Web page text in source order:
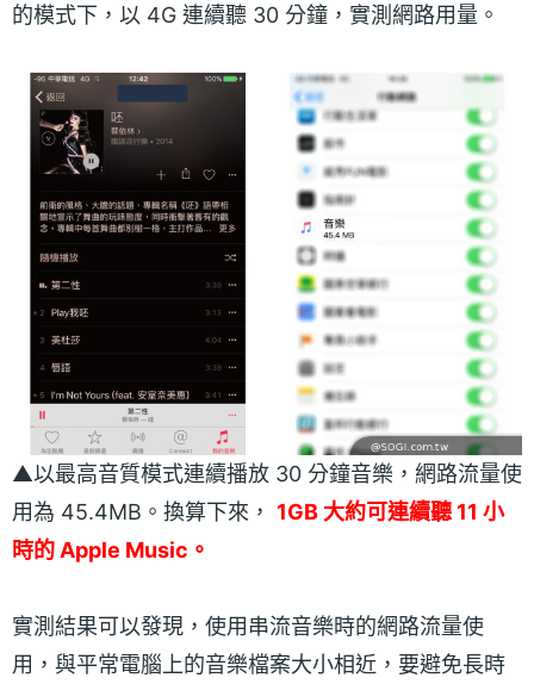
的模式下，以 4G 連續聽 30 分鐘，實測網路用量。
▲以最高音質模式連續播放 30 分鐘音樂，網路流量使
用為 45.4MB。換算下來， 1GB 大約可連續聽 11 小
時的 Apple Music。
實測結果可以發現，使用串流音樂時的網路流量使
用，與平常電腦上的音樂檔案大小相近，要避免長時